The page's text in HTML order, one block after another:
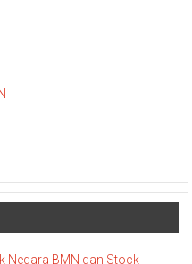
Negara BMN dan Stock